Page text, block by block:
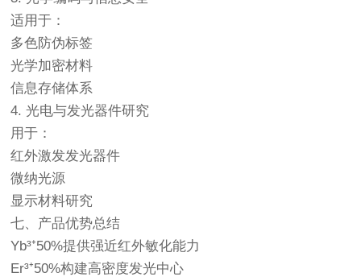
适用于：
多色防伪标签
光学加密材料
信息存储体系
4. 光电与发光器件研究
用于：
红外激发发光器件
微纳光源
显示材料研究
七、产品优势总结
Yb³⁺50%提供强近红外敏化能力
Er³⁺50%构建高密度发光中心